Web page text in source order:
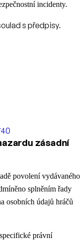
incidenty.
s předpisy.
zásadní
povolení vydávaného
splněním řady
osobních údajů hráčů
právní